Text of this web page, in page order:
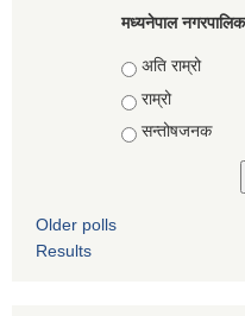
मध्यनेपाल
Choices
अति राम्रो
राम्रो
सन्तोषजनक
Older polls
Results